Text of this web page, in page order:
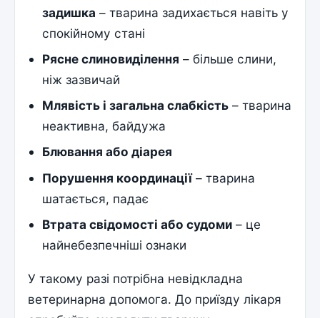
задишка – тварина задихається навіть у
спокійному стані
Рясне слиновиділення – більше слини,
ніж зазвичай
Млявість і загальна слабкість – тварина
неактивна, байдужа
Блювання або діарея
Порушення координації– тварина
шатається, падає
Втрата свідомості або судоми – це
найнебезпечніші ознаки
У такому разі потрібна невідкладна
ветеринарна допомога. До приїзду лікаря